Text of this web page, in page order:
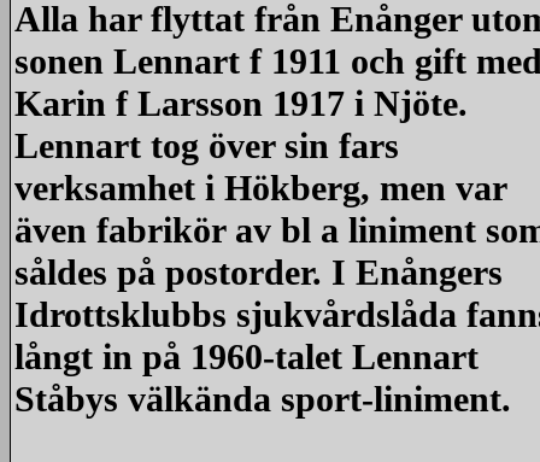
Alla har flyttat från Enånger
sonen Lennart f 1911 och gift
Karin f Larsson 1917 i Njöte.
Lennart tog över sin fars
verksamhet i Hökberg, men var
även fabrikör av bl a liniment
såldes på postorder. I Enångers
Idrottsklubbs sjukvårdslåda
långt in på 1960-talet Lennart
Ståbys välkända sport-liniment.